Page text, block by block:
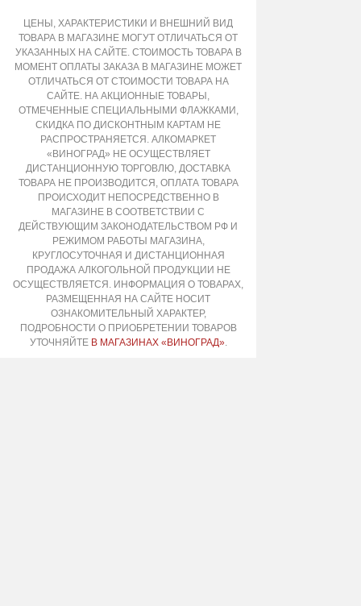
ЦЕНЫ, ХАРАКТЕРИСТИКИ И ВНЕШНИЙ ВИД
ТОВАРА В МАГАЗИНЕ МОГУТ ОТЛИЧАТЬСЯ ОТ
УКАЗАННЫХ НА САЙТЕ. СТОИМОСТЬ ТОВАРА В
МОМЕНТ ОПЛАТЫ ЗАКАЗА В МАГАЗИНЕ МОЖЕТ
ОТЛИЧАТЬСЯ ОТ СТОИМОСТИ ТОВАРА НА
САЙТЕ. НА АКЦИОННЫЕ ТОВАРЫ,
ОТМЕЧЕННЫЕ СПЕЦИАЛЬНЫМИ ФЛАЖКАМИ,
СКИДКА ПО ДИСКОНТНЫМ КАРТАМ НЕ
РАСПРОСТРАНЯЕТСЯ. АЛКОМАРКЕТ
«ВИНОГРАД» НЕ ОСУЩЕСТВЛЯЕТ
ДИСТАНЦИОННУЮ ТОРГОВЛЮ, ДОСТАВКА
ТОВАРА НЕ ПРОИЗВОДИТСЯ, ОПЛАТА ТОВАРА
ПРОИСХОДИТ НЕПОСРЕДСТВЕННО В
МАГАЗИНЕ В СООТВЕТСТВИИ С
ДЕЙСТВУЮЩИМ ЗАКОНОДАТЕЛЬСТВОМ РФ И
РЕЖИМОМ РАБОТЫ МАГАЗИНА,
КРУГЛОСУТОЧНАЯ И ДИСТАНЦИОННАЯ
ПРОДАЖА АЛКОГОЛЬНОЙ ПРОДУКЦИИ НЕ
ОСУЩЕСТВЛЯЕТСЯ. ИНФОРМАЦИЯ О ТОВАРАХ,
РАЗМЕЩЕННАЯ НА САЙТЕ НОСИТ
ОЗНАКОМИТЕЛЬНЫЙ ХАРАКТЕР,
ПОДРОБНОСТИ О ПРИОБРЕТЕНИИ ТОВАРОВ
УТОЧНЯЙТЕ В МАГАЗИНАХ «ВИНОГРАД».